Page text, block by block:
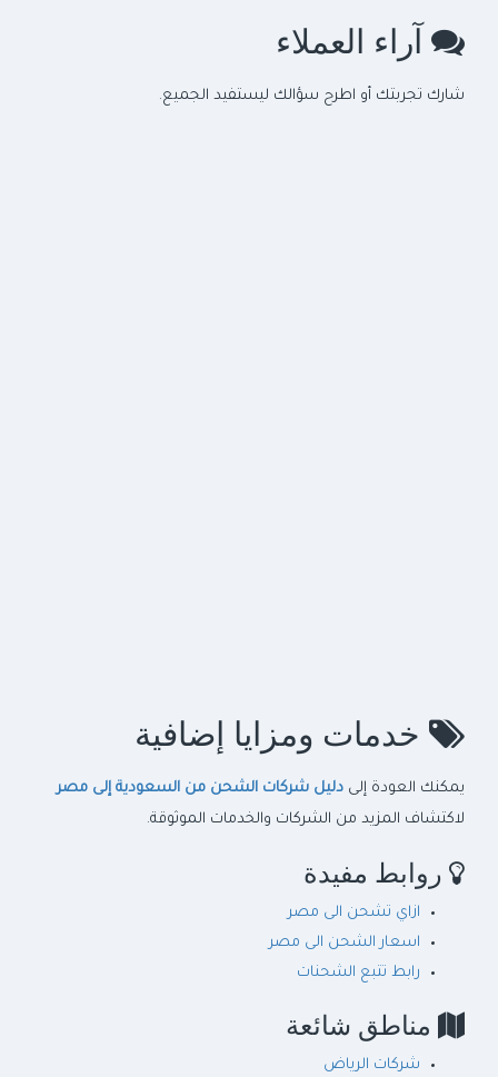
آراء العملاء
شارك تجربتك أو اطرح سؤالك ليستفيد الجميع.
خدمات ومزايا إضافية
يمكنك العودة إلى دليل شركات الشحن من السعودية إلى مصر
لاكتشاف المزيد من الشركات والخدمات الموثوقة.
روابط مفيدة
ازاي تشحن الى مصر
اسعار الشحن الى مصر
رابط تتبع الشحنات
مناطق شائعة
شركات الرياض